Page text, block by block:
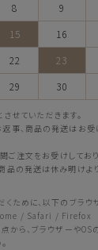
8 9
15 16
22 23
29 30
せていただきます。
事、商品の発送はお
ご注文をお受けしており
品の発送は休み明けよ
ために、以下のブラウ
/ Safari / Firefox
から、ブラウザーや